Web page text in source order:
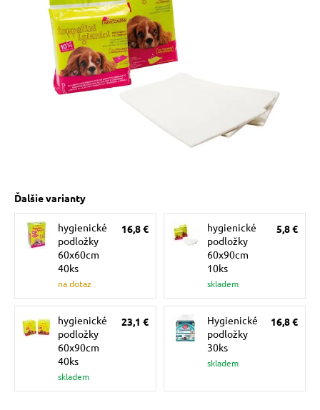
mačky
vitamíny
Ďalšie varianty
hygienické
podložky
60x60cm
40ks
na dotaz
16,8 €
hygienické
podložky
60x90cm
10ks
skladem
5,8 €
hygienické
podložky
60x90cm
40ks
skladem
23,1 €
Hygienické
podložky
30ks
skladem
16,8 €